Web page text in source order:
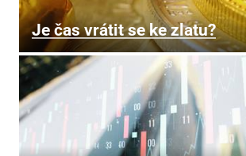
Je čas vrátit se ke zlatu?